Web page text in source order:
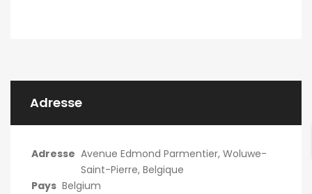
Adresse
Adresse Avenue Edmond Parmentier, Woluwe-
Saint-Pierre, Belgique
Pays Belgium